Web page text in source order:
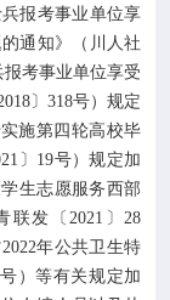
报考事业单位享
通知》（川人社
考事业单位享受
〕318号）规定
施第四轮高校毕
〕19号）规定加
生志愿服务西部
发〔2021〕28
年公共卫生特
）等有关规定加